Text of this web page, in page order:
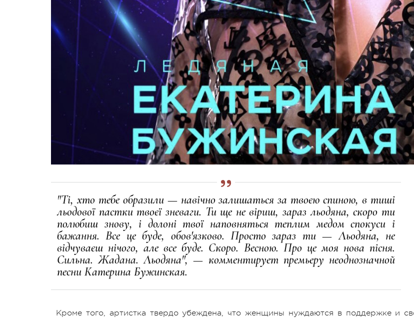
"Ті, хто тебе образили — навічно залишаться за твоєю спиною, в тиші
льодової пастки твоєї зневаги. Ти ще не віриш, зараз льодяна, скоро ти
полюбиш знову, і долоні твої наповняться теплим медом спокуси і
бажання. Все це буде, обов'язково. Просто зараз ти — Льодяна, не
відчуваєш нічого, але все буде. Скоро. Весною. Про це моя нова пісня.
Сильна. Жадана. Льодяна", — комментирует премьеру неоднозначной
песни Катерина Бужинская.
Кроме того, артистка твердо убеждена, что женщины нуждаются в поддержке и